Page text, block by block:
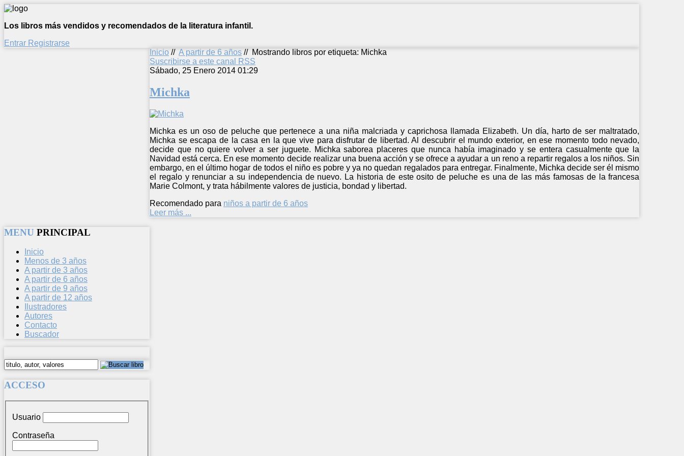
Los libros más vendidos y recomendados de la literatura infantil.
Entrar Registrarse
Inicio // A partir de 6 años // Mostrando libros por etiqueta: Michka
Suscribirse a este canal RSS
Sábado, 25 Enero 2014 01:29
Michka
Michka es un oso de peluche que pertenece a una niña malcriada y caprichosa llamada Elizabeth. Un día, harto de ser maltratado,
Michka se escapa de la casa en la que vive para disfrutar de libertad. Al descubrir el mundo exterior, en ese momento todo nevado,
decide que no quiere volver a ser juguete. Michka saborea placeres que nunca había imaginado y se entera casualmente que la
Navidad está cerca. En ese momento decide realizar una buena acción y se ofrece a ayudar a un reno a repartir regalos a los niños. Sin
embargo, en el último hogar de todos el niño es pobre y ya no quedan regalados para entregar. Finalmente, Michka decide ser él mismo
el regalo y renunciar a su independencia de nuevo. La historia de este osito de peluche es una de las más famosas de la francesa
Marie Colmont, y trata hábilmente valores de justicia, bondad y libertad.
Recomendado para niños a partir de 6 años
Leer más ...
MENU PRINCIPAL
Inicio
Menos de 3 años
A partir de 3 años
A partir de 6 años
A partir de 9 años
A partir de 12 años
Ilustradores
Autores
Contacto
Buscador
ACCESO
Usuario
Contraseña